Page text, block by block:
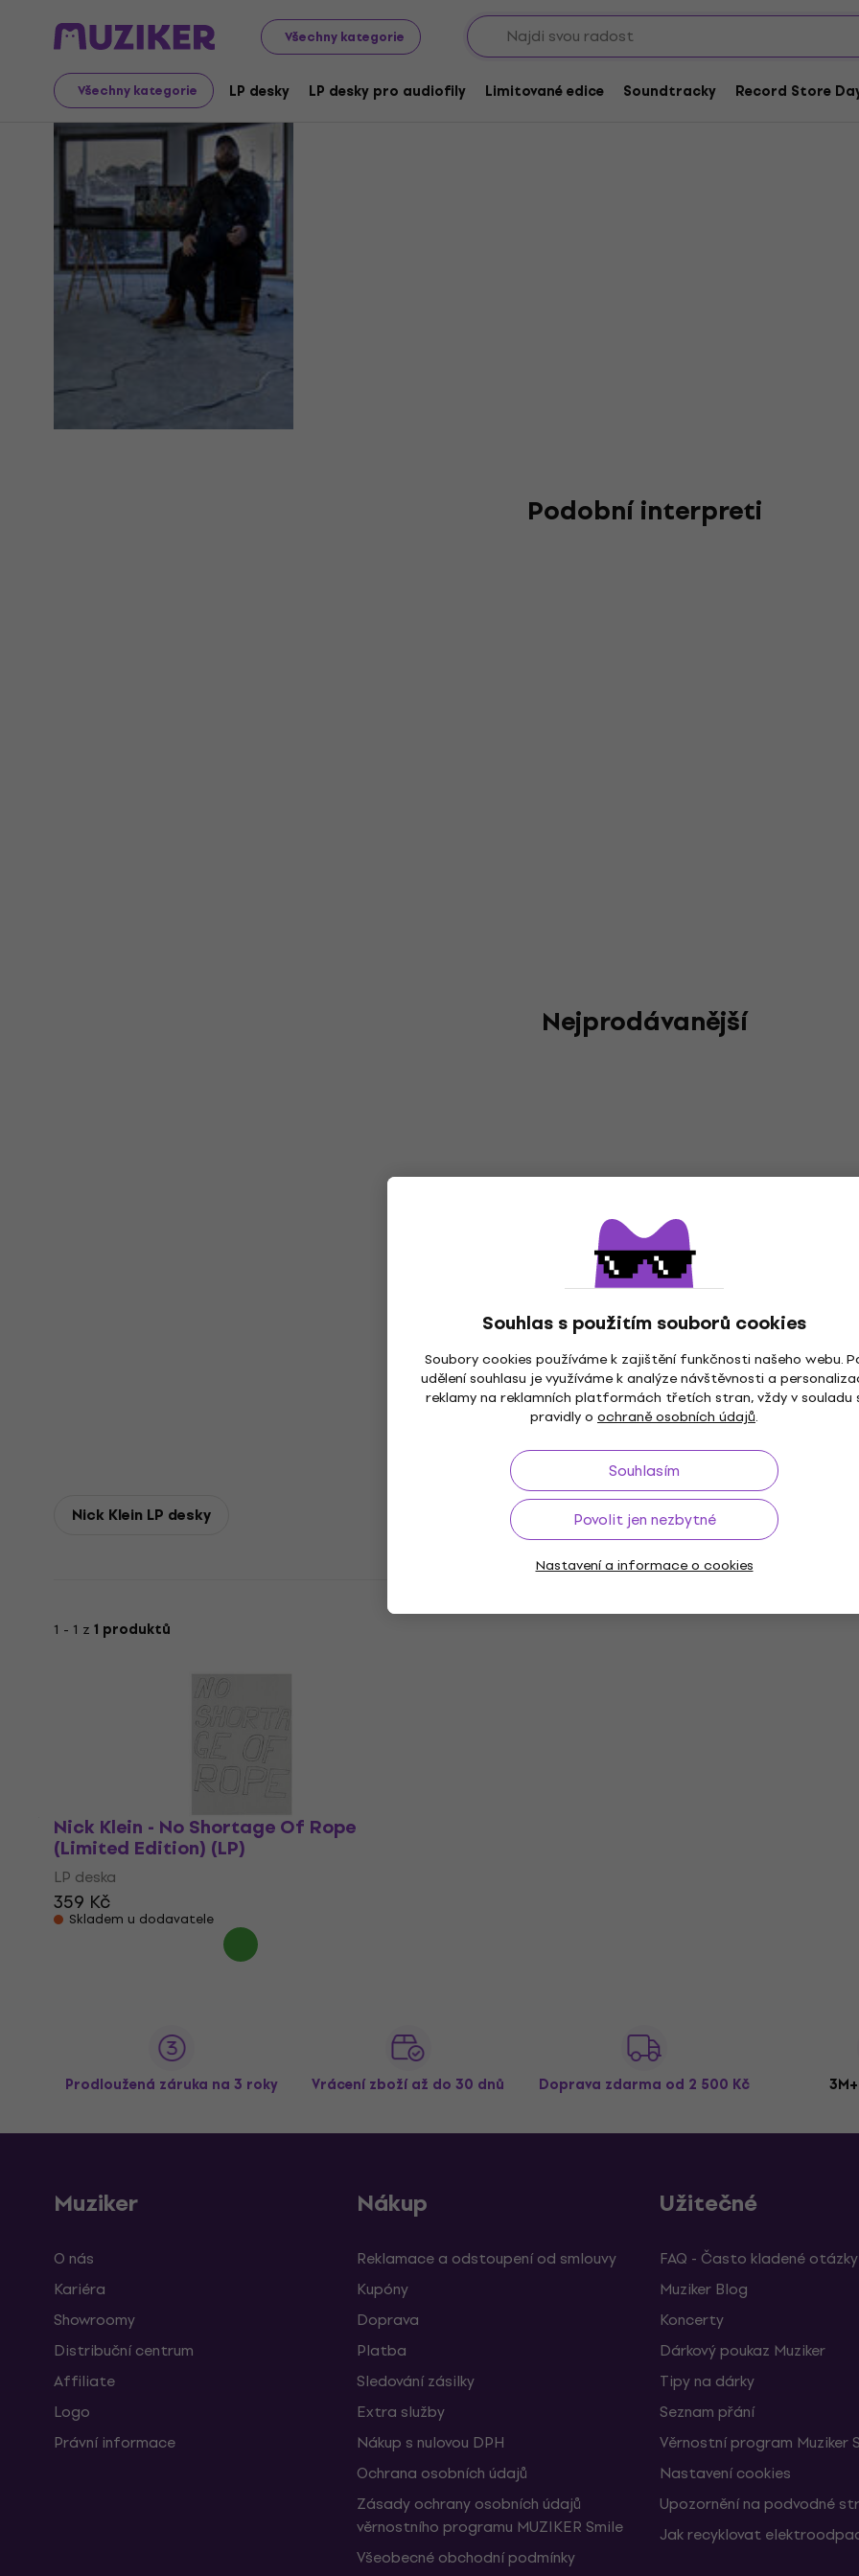
Všechny kategorie
Všechny kategorie LP desky LP desky pro audiofily Limitované edice Soundtracky Record Store
Souhlas s použitím souborů cookies
Soubory cookies používáme k zajištění funkčnosti našeho webu.
udělení souhlasu je využíváme k analýze návštěvnosti a
reklamy na reklamních platformách třetích stran, vždy v souladu
pravidly o ochraně osobních údajů.
Souhlasím
Povolit jen nezbytné
Nastavení a informace o cookies
Nick Klein
Podobní interpreti
Nejprodávanější
Nick Klein LP desky
1 - 1 z 1 produktů
Nick Klein - No Shortage Of Rope
(Limited Edition) (LP)
LP deska
359 Kč
Skladem u dodavatele
Prodloužená záruka na 3 roky Vrácení zboží až do 30 dnů Doprava zdarma od 2 500 Kč
Muziker
O nás
Kariéra
Showroomy
Distribuční centrum
Affiliate
Logo
Právní informace
Nákup
Reklamace a odstoupení od smlouvy
Kupóny
Doprava
Platba
Sledování zásilky
Extra služby
Nákup s nulovou DPH
Ochrana osobních údajů
Zásady ochrany osobních údajů
věrnostního programu MUZIKER Smile
Všeobecné obchodní podmínky
Užitečné
FAQ - Často kladené otázky
Muziker Blog
Koncerty
Dárkový poukaz Muziker
Tipy na dárky
Seznam přání
Věrnostní program Muziker
Nastavení cookies
Upozornění na podvodné
Jak recyklovat